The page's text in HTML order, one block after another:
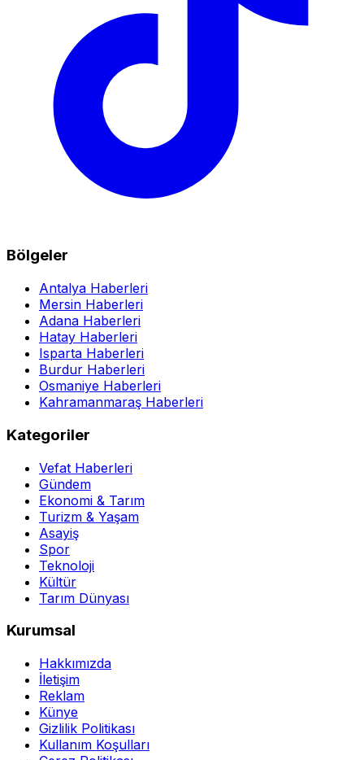
Bölgeler
Antalya Haberleri
Mersin Haberleri
Adana Haberleri
Hatay Haberleri
Isparta Haberleri
Burdur Haberleri
Osmaniye Haberleri
Kahramanmaraş Haberleri
Kategoriler
Vefat Haberleri
Gündem
Ekonomi & Tarım
Turizm & Yaşam
Asayiş
Spor
Teknoloji
Kültür
Tarım Dünyası
Kurumsal
Hakkımızda
İletişim
Reklam
Künye
Gizlilik Politikası
Kullanım Koşulları